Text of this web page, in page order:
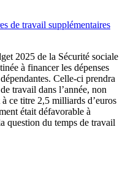
de travail supplémentaires
2025 de la Sécurité sociale
à financer les dépenses
Celle-ci prendra
travail dans l’année, non
ce titre 2,5 milliards d’euros
était défavorable à
question du temps de travail